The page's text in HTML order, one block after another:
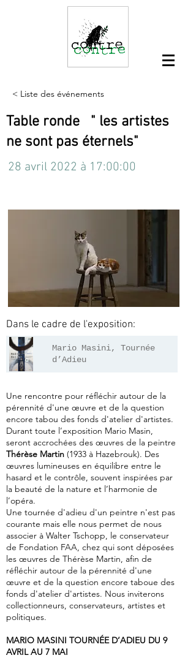
< Liste des événements
Table ronde " les artistes
ne sont pas éternels"
28 avril 2022 à 17:00:00
Dans le cadre de l'exposition:
Mario Masini, Tournée
d’Adieu
Une rencontre pour réfléchir autour de la
pérennité d'une œuvre et de la question
encore tabou des fonds d'atelier d'artistes.
Durant toute l’exposition Mario Masin,
seront accrochées des œuvres de la peintre
Thérèse Martin (1933 à Hazebrouk). Des
œuvres lumineuses en équilibre entre le
hasard et le contrôle, souvent inspirées par
la beauté de la nature et l’harmonie de
l’opéra.
Une tournée d'adieu d'un peintre n'est pas
courante mais elle nous permet de nous
associer à Walter Tschopp, le conservateur
de Fondation FAA, chez qui sont déposées
les œuvres de Thérèse Martin, afin de
réfléchir autour de la pérennité d'une
œuvre et de la question encore taboue des
fonds d'atelier d'artistes. Nous inviterons
collectionneurs, conservateurs, artistes et
politiques.
MARIO MASINI TOURNÉE D’ADIEU DU 9
AVRIL AU 7 MAI